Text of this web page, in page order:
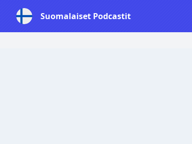
Suomalaiset Podcastit